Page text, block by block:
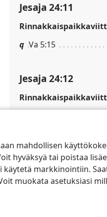
mahdollisen
hyväksyä tai poistaa
markkinointiin.
muokata asetuksiasi
Jesaja 24:11
q Va 5:15
Jesaja 24:12
Jesaja 24:13
s 5Mo 24:20